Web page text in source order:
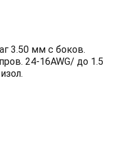
3.50 мм с боков.
24-16AWG/ до 1.5